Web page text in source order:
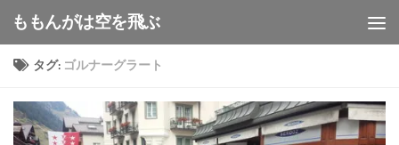
コンテンツへスキップ
ももんがは空を飛ぶ
タグ: ゴルナーグラート